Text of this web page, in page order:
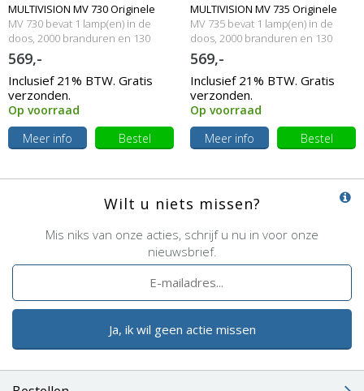
MULTIVISION MV 730 Originele
lampmodule
MV 730 bevat 1 lamp(en) in de
doos, 2000 branduren en 130
Watt
569,-
Inclusief 21% BTW. Gratis
verzonden.
Op voorraad
Meer info
Bestel
MULTIVISION MV 735 Originele
lampmodule
MV 735 bevat 1 lamp(en) in de
doos, 2000 branduren en 130
Watt
569,-
Inclusief 21% BTW. Gratis
verzonden.
Op voorraad
Meer info
Bestel
Wilt u niets missen?
Mis niks van onze acties, schrijf u nu in voor onze
nieuwsbrief.
Ja, ik wil geen actie missen